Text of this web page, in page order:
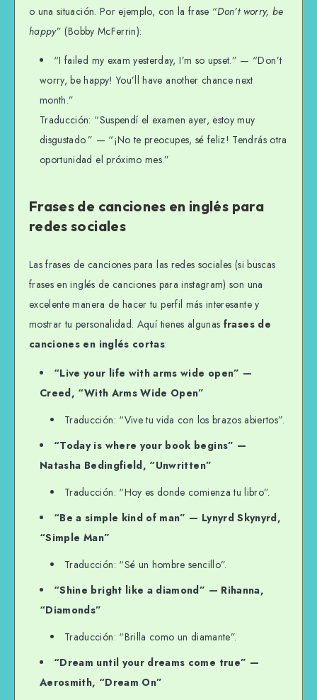
o una situación. Por ejemplo, con la frase “Don’t worry, be
happy” (Bobby McFerrin):
“I failed my exam yesterday, I’m so upset.” — “Don’t
worry, be happy! You’ll have another chance next
month.”
Traducción: “Suspendí el examen ayer, estoy muy
disgustado.” — “¡No te preocupes, sé feliz! Tendrás otra
oportunidad el próximo mes.”
Frases de canciones en inglés para
redes sociales
Las frases de canciones para las redes sociales (si buscas
frases en inglés de canciones para instagram) son una
excelente manera de hacer tu perfil más interesante y
mostrar tu personalidad. Aquí tienes algunas frases de
canciones en inglés cortas:
“Live your life with arms wide open” —
Creed, “With Arms Wide Open”
Traducción: “Vive tu vida con los brazos abiertos”.
“Today is where your book begins” —
Natasha Bedingfield, “Unwritten”
Traducción: “Hoy es donde comienza tu libro”.
“Be a simple kind of man” — Lynyrd Skynyrd,
“Simple Man”
Traducción: “Sé un hombre sencillo”.
“Shine bright like a diamond” — Rihanna,
“Diamonds”
Traducción: “Brilla como un diamante”.
“Dream until your dreams come true” —
Aerosmith, “Dream On”